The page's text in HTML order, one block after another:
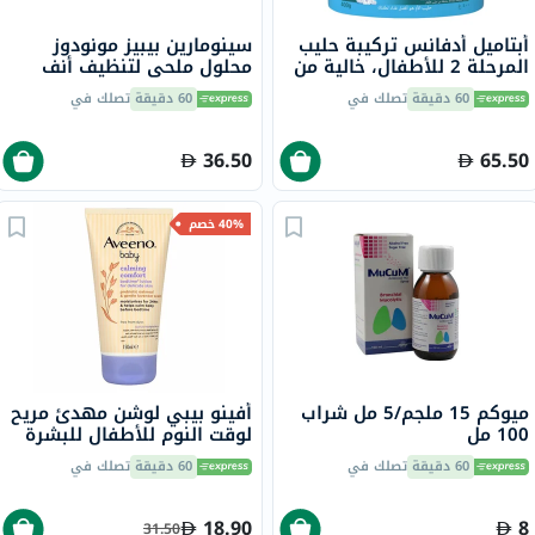
أبتاميل أدفانس تركيبة حليب
المرحلة 2 للأطفال، خالية من
زيت النخيل من عمر 6 إلى 12
شهرًا، 400 جرام60 دقيقة تصلك في
65.50
سينومارين بيبيز مونودوز
محلول ملحي لتنظيف أنف
18 قطعة 60 دقيقة تصلك في
36.50
ميوكم 15 ملجم/5 مل شراب
100 مل
60 دقيقة تصلك في
40% خصم
أفينو بيبي لوشن مهدئ مريح
لوقت النوم للأطفال للبشرة
الحساسة 150 مل
60 دقيقة تصلك في
31.50